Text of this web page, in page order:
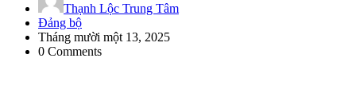
Thạnh Lộc Trung Tâm
Đảng bộ
Tháng mười một 13, 2025
0 Comments